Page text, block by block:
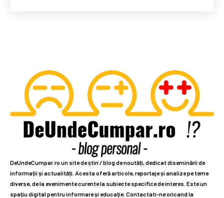
DeUndeCumpar.ro un site de știri / blog de noutăți, dedicat diseminării de
informații și actualități. Acesta oferă articole, reportaje și analize pe teme
diverse, de la evenimente curente la subiecte specifice de interes. Este un
spațiu digital pentru informare și educație. Contactati-ne oricand la